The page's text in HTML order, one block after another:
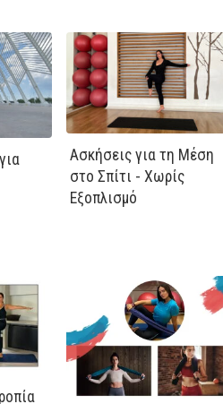
Ασκήσεις για τη Μέση
στο Σπίτι - Χωρίς
Εξοπλισμό